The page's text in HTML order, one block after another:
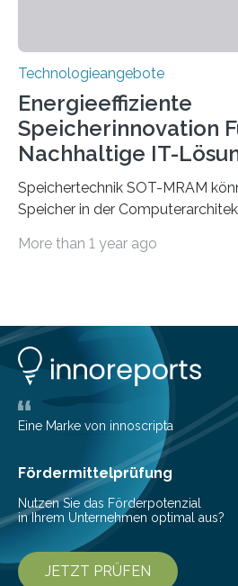
Technologieangebote
Energieeffiziente
Speicherinnovation
Nachhaltige IT-
Speichertechnik SOT-MRAM
Speicher in der
Hochgeladene Medien landen in
weltweiten
Terawattstunden Strom pro Jahr
immense Energiebedarf hat
Wissenschaftler dazu veranlasst,
Senkung des Energieverbrauchs
Ansatz für Smartphones und
gleichermaßen geeignet…
More than 1 year ago
Eine Marke von innoscripta
Fördermittelprüfung
Nutzen Sie das Förderpotenzial
in Ihrem Unternehmen optimal aus?
JETZT PRÜFEN